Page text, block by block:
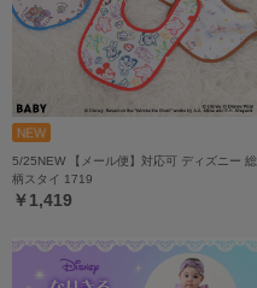
5/25NEW 【メール便】対応可 ディズニー 総
柄スタイ 1719
￥1,419